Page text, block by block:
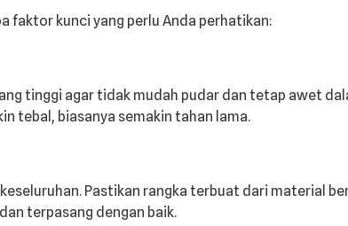
faktor kunci yang perlu Anda perhatikan:
tinggi agar tidak mudah pudar dan tetap awet
tebal, biasanya semakin tahan lama.
Pastikan rangka terbuat dari material
terpasang dengan baik.